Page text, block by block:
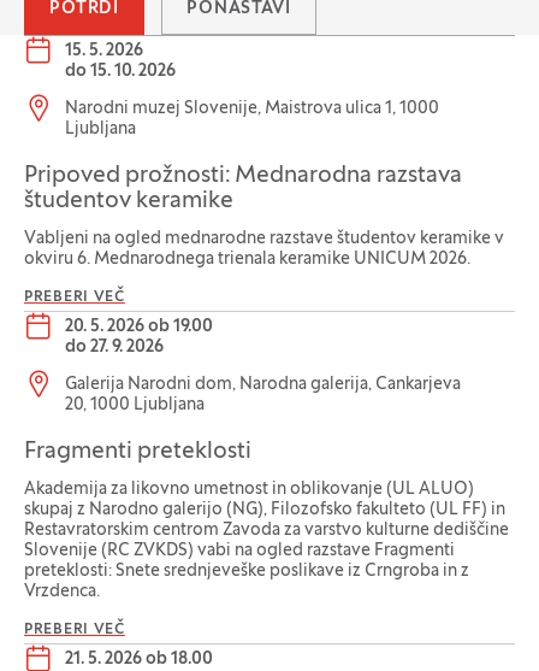
POTRDI PONASTAVI
Datum dogodka:
15. 5. 2026
do 15. 10. 2026
Lokacija dogodka:
Narodni muzej Slovenije, Maistrova ulica 1, 1000
Ljubljana
Pripoved prožnosti: Mednarodna razstava
študentov keramike
Vabljeni na ogled mednarodne razstave študentov keramike v
okviru 6. Mednarodnega trienala keramike UNICUM 2026.
PREBERI VEČ
Datum dogodka:
20. 5. 2026 ob 19.00
do 27. 9. 2026
Lokacija dogodka:
Galerija Narodni dom, Narodna galerija, Cankarjeva
20, 1000 Ljubljana
Fragmenti preteklosti
Akademija za likovno umetnost in oblikovanje (UL ALUO)
skupaj z Narodno galerijo (NG), Filozofsko fakulteto (UL FF) in
Restavratorskim centrom Zavoda za varstvo kulturne dediščine
Slovenije (RC ZVKDS) vabi na ogled razstave Fragmenti
preteklosti: Snete srednjeveške poslikave iz Crngroba in z
Vrzdenca.
PREBERI VEČ
Datum dogodka:
21. 5. 2026 ob 18.00